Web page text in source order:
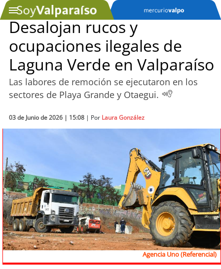
SOYTV
Podcast
Entretención
Deportes
Tecnología
Sostenibilidad
soychile
Desalojan rucos y
ocupaciones ilegales de
Laguna Verde en Valparaíso
Las labores de remoción se ejecutaron en los
sectores de Playa Grande y Otaegui.
03 de Junio de 2026 | 15:08 | Por Laura González
Agencia Uno (Referencial)